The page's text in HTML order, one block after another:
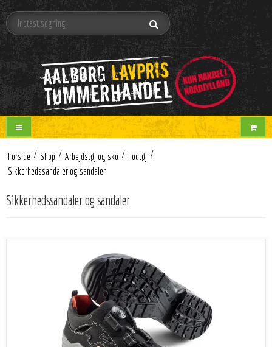
Forside / Shop / Arbejdstøj og sko / Fodtøj /
Sikkerhedssandaler og sandaler
Sikkerhedssandaler og sandaler